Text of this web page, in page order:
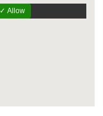
✓ Allow